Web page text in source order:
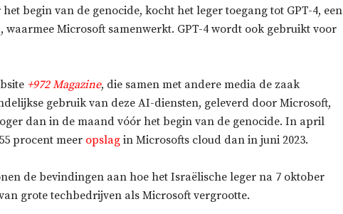
begin van de genocide, kocht het leger toegang tot GPT-4, een
Microsoft samenwerkt. GPT-4 wordt ook gebruikt voor
+972 Magazine, die samen met andere media de zaak
gebruik van deze AI-diensten, geleverd door Microsoft,
dan in de maand vóór het begin van de genocide. In april
procent meer opslag in Microsofts cloud dan in juni 2023.
de bevindingen aan hoe het Israëlische leger na 7 oktober
grote techbedrijven als Microsoft vergrootte.